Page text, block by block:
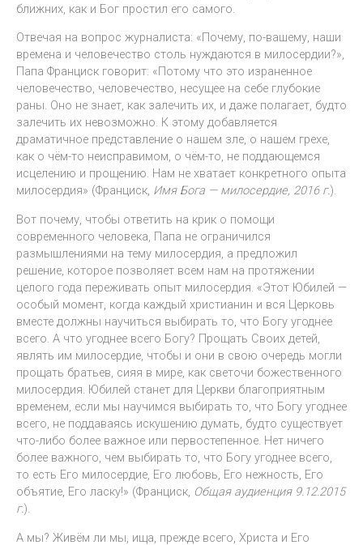
ближних, как и Бог простил его самого.
Отвечая на вопрос журналиста: «Почему, по-вашему, наши
времена и человечество столь нуждаются в милосердии?»,
Папа Франциск говорит: «Потому что это израненное
человечество, человечество, несущее на себе глубокие
раны. Оно не знает, как залечить их, и даже полагает, будто
залечить их невозможно. К этому добавляется
драматичное представление о нашем зле, о нашем грехе,
как о чём-то неисправимом, о чём-то, не поддающемся
исцелению и прощению. Нам не хватает конкретного опыта
милосердия» (Франциск, Имя Бога — милосердие, 2016 г.).
Вот почему, чтобы ответить на крик о помощи
современного человека, Папа не ограничился
размышлениями на тему милосердия, а предложил
решение, которое позволяет всем нам на протяжении
целого года переживать опыт милосердия. «Этот Юбилей —
особый момент, когда каждый христианин и вся Церковь
вместе должны научиться выбирать то, что Богу угоднее
всего. А что угоднее всего Богу? Прощать Своих детей,
являть им милосердие, чтобы и они в свою очередь могли
прощать братьев, сияя в мире, как светочи божественного
милосердия. Юбилей станет для Церкви благоприятным
временем, если мы научимся выбирать то, что Богу угоднее
всего, не поддаваясь искушению думать, будто существует
что-либо более важное или первостепенное. Нет ничего
более важного, чем выбирать то, что Богу угоднее всего,
то есть Его милосердие, Его любовь, Его нежность, Его
объятие, Его ласку!» (Франциск, Общая аудиенция 9.12.2015
г.).
А мы? Живём ли мы, ища, прежде всего, Христа и Его